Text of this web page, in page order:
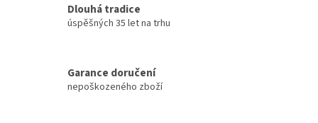
Dlouhá tradice
úspěšných 35 let na trhu
Garance doručení
nepoškozeného zboží